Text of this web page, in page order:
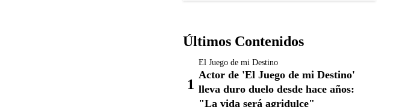
Últimos Contenidos
El Juego de mi Destino
Actor de 'El Juego de mi Destino'
lleva duro duelo desde hace años:
"La vida será agridulce"